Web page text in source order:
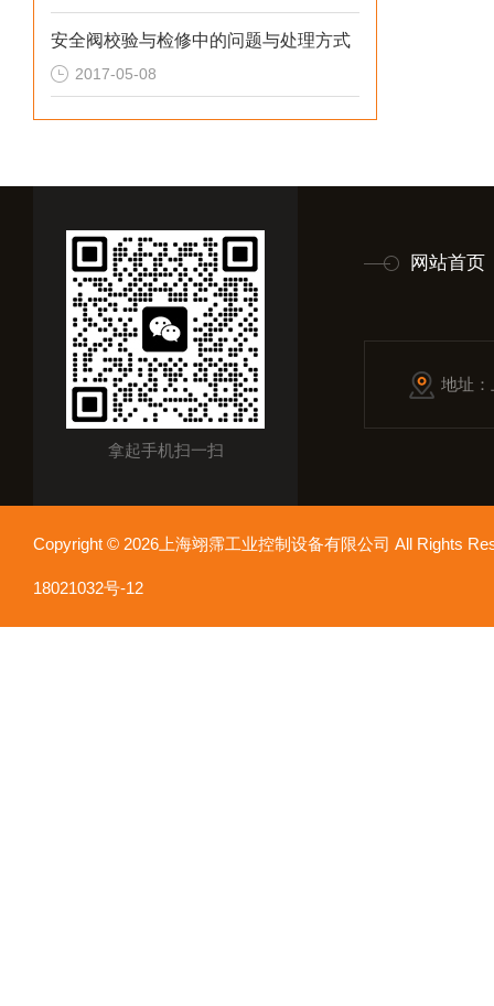
安全阀校验与检修中的问题与处理方式
2017-05-08
拿起手机扫一扫
网站首页
地址
Copyright © 2026上海翊霈工业控制设备有限公司 All Rights
18021032号-12